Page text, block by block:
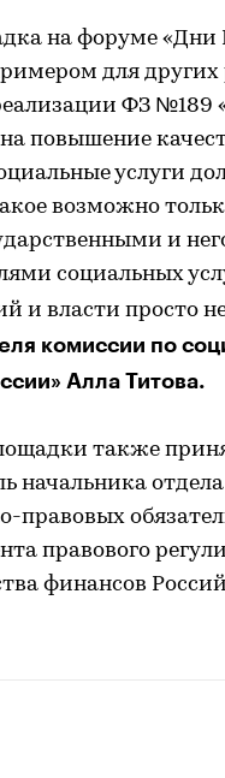
на форуме «Дни
для других
ФЗ №189
повышение
услуги
возможно
и
социальных
и власти просто
комиссии по
Алла Титова.
также
начальника
правовых
правового
финансов